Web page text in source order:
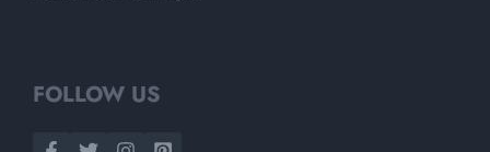
FOLLOW US